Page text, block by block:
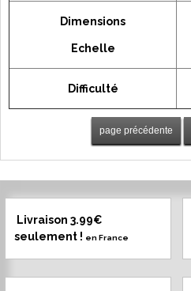
Dimensions
Echelle
Difficulté
Livraison 3.99€
seulement ! en France